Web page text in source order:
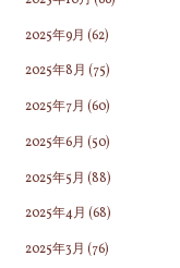
2025年9月 (62)
2025年8月 (75)
2025年7月 (60)
2025年6月 (50)
2025年5月 (88)
2025年4月 (68)
2025年3月 (76)